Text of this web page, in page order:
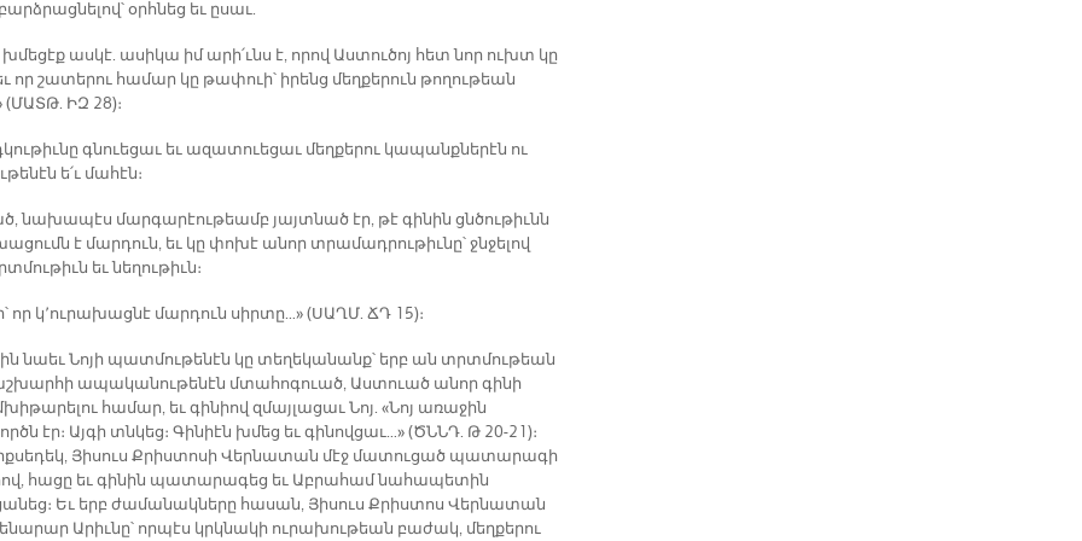
օրհնեց եւ ըսաւ.
խմեցէք ասկէ. ասիկա իմ արի՛ւնս է, որով Աստուծոյ հետ նոր ուխտ կը
որ շատերու համար կը թափուի՝ իրենց մեղքերուն թողութեան
ԻԶ 28)։
գնուեցաւ եւ ազատուեցաւ մեղքերու կապանքներէն ու
ե՛ւ մահէն։
նախապէս մարգարէութեամբ յայտնած էր, թէ գինին ցնծութիւնն
է մարդուն, եւ կը փոխէ անոր տրամադրութիւնը՝ ջնջելով
եւ նեղութիւն։
որ կ՚ուրախացնէ մարդուն սիրտը…» (ՍԱՂՄ. ՃԴ 15)։
նաեւ Նոյի պատմութենէն կը տեղեկանանք՝ երբ ան տրտմութեան
աշխարհի ապականութենէն մտահոգուած, Աստուած անոր գինի
համար, եւ գինիով զմայլացաւ Նոյ. «Նոյ առաջին
էր։ Այգի տնկեց։ Գինիէն խմեց եւ գինովցաւ…» (ԾՆՆԴ. Թ 20-21)։
Յիսուս Քրիստոսի Վերնատան մէջ մատուցած պատարագի
հացը եւ գինին պատարագեց եւ Աբրահամ նահապետին
Եւ երբ ժամանակները հասան, Յիսուս Քրիստոս Վերնատան
Արիւնը՝ որպէս կրկնակի ուրախութեան բաժակ, մեղքերու